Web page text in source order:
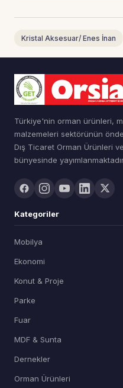
Kristal Aksesuar/ Enes İnan
Türkiye'nin orman ürünleri,
malzemeleri sektörünün
Dış Ticaret Orman Ürünleri
bünyesinde
Kategoriler
Mobilya
Ekonomi
Konut & Proje
Parke
Fuar
MDF & Sunta
Dernekler
Orman Ürünleri